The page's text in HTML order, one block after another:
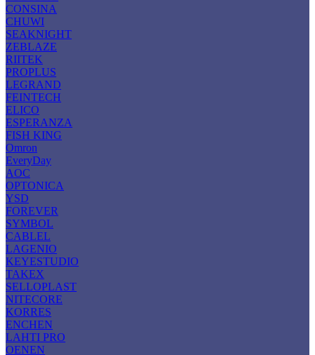
CONSINA
CHUWI
SEAKNIGHT
ZEBLAZE
RIITEK
PROPLUS
LEGRAND
FEINTECH
ELICO
ESPERANZA
FISH KING
Omron
EveryDay
AOC
OPTONICA
YSD
FOREVER
SYMBOL
CABLEL
LAGENIO
KEYESTUDIO
TAKEX
SELLOPLAST
NITECORE
KORRES
ENCHEN
LAHTI PRO
OENEN